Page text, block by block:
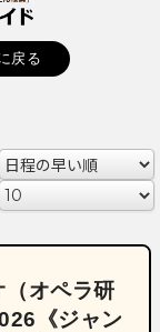
戻る
（オペラ研
《ジャン